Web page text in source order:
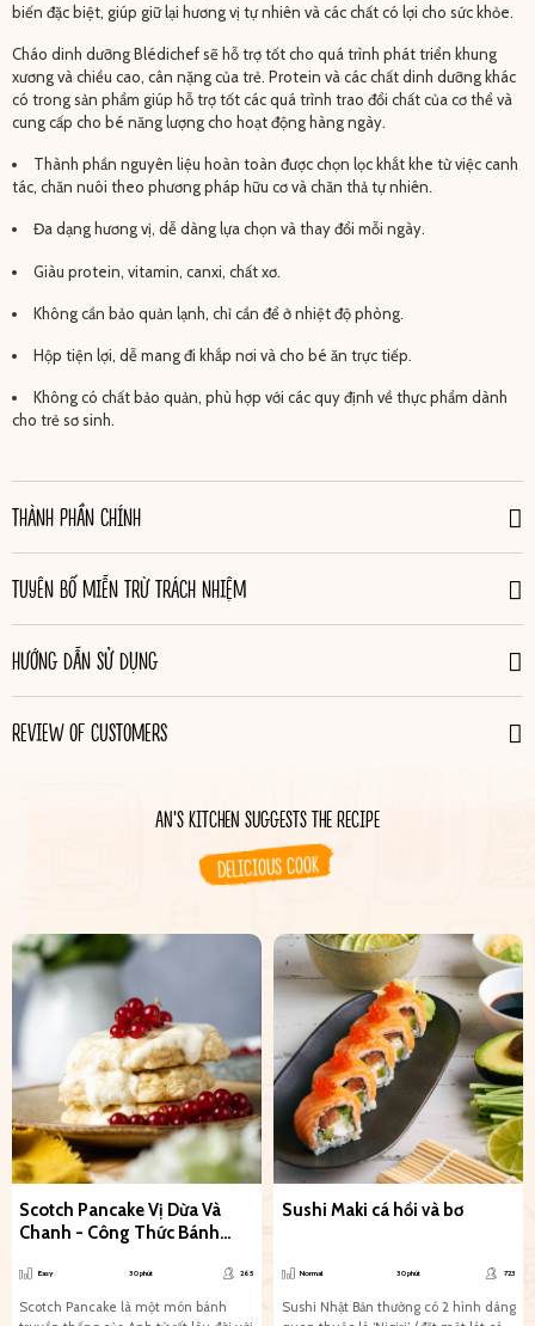
biến đặc biệt, giúp giữ lại hương vị tự nhiên và các chất có lợi cho sức khỏe.
Cháo dinh dưỡng Blédichef sẽ hỗ trợ tốt cho quá trình phát triển khung
xương và chiều cao, cân nặng của trẻ. Protein và các chất dinh dưỡng khác
có trong sản phẩm giúp hỗ trợ tốt các quá trình trao đổi chất của cơ thể và
cung cấp cho bé năng lượng cho hoạt động hàng ngày.
Thành phần nguyên liệu hoàn toàn được chọn lọc khắt khe từ việc canh
tác, chăn nuôi theo phương pháp hữu cơ và chăn thả tự nhiên.
Đa dạng hương vị, dễ dàng lựa chọn và thay đổi mỗi ngày.
Giàu protein, vitamin, canxi, chất xơ.
Không cần bảo quản lạnh, chỉ cần để ở nhiệt độ phòng.
Hộp tiện lợi, dễ mang đi khắp nơi và cho bé ăn trực tiếp.
Không có chất bảo quản, phù hợp với các quy định về thực phẩm dành
cho trẻ sơ sinh.
THÀNH PHẦN CHÍNH
TUYÊN BỐ MIỄN TRỪ TRÁCH NHIỆM
HƯỚNG DẪN SỬ DỤNG
REVIEW OF CUSTOMERS
AN'S KITCHEN SUGGESTS THE RECIPE
DELICIOUS COOK
Scotch Pancake Vị Dừa Và
Chanh - Công Thức Bánh
Easy 30 phút 265
Scotch Pancake là một món bánh
Sushi Maki cá hồi và bơ
Normal 30 phút 723
Sushi Nhật Bản thường có 2 hình dáng